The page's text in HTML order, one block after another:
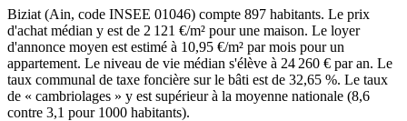
Biziat (Ain, code INSEE 01046) compte 897 habitants. Le prix
d'achat médian y est de 2 121 €/m² pour une maison. Le loyer
d'annonce moyen est estimé à 10,95 €/m² par mois pour un
appartement. Le niveau de vie médian s'élève à 24 260 € par an. Le
taux communal de taxe foncière sur le bâti est de 32,65 %. Le taux
de « cambriolages » y est supérieur à la moyenne nationale (8,6
contre 3,1 pour 1000 habitants).